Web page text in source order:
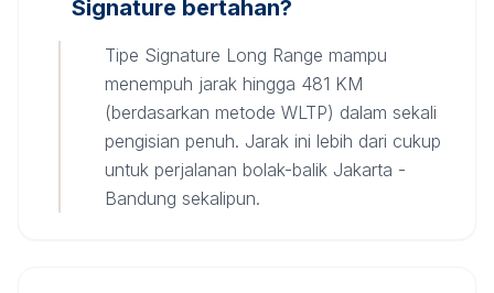
Signature bertahan?
Tipe Signature Long Range mampu
menempuh jarak hingga 481 KM
(berdasarkan metode WLTP) dalam sekali
pengisian penuh. Jarak ini lebih dari cukup
untuk perjalanan bolak-balik Jakarta -
Bandung sekalipun.